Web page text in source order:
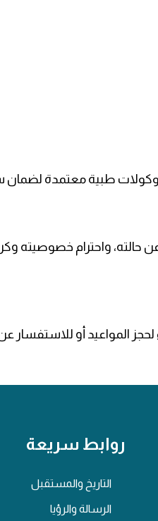
طبية معتمدة لضمان
واحترام خصوصيته
المواعيد أو
روابط سريعة
التاريخ والمستقبل
الرسالة والرؤيا